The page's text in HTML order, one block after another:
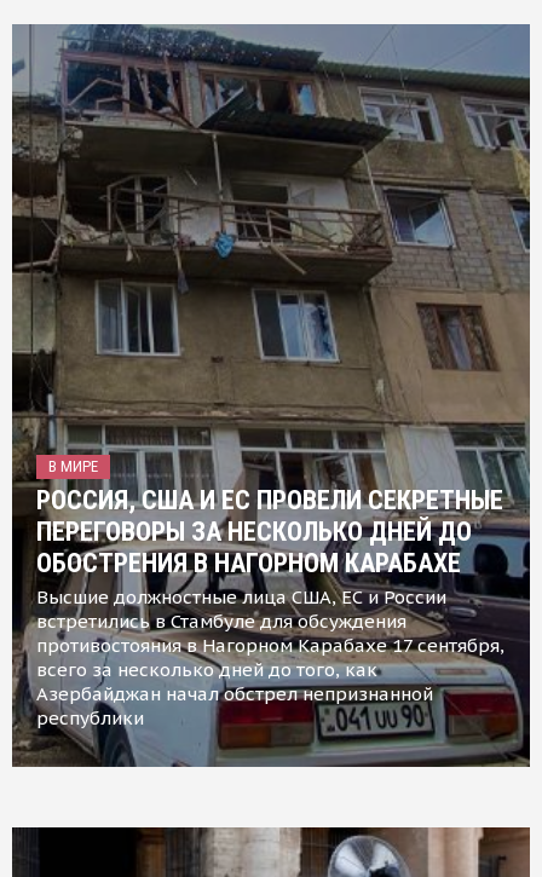
В МИРЕ
РОССИЯ, США И ЕС ПРОВЕЛИ СЕКРЕТНЫЕ
ПЕРЕГОВОРЫ ЗА НЕСКОЛЬКО ДНЕЙ ДО
ОБОСТРЕНИЯ В НАГОРНОМ КАРАБАХЕ
Высшие должностные лица США, ЕС и России
встретились в Стамбуле для обсуждения
противостояния в Нагорном Карабахе 17 сентября,
всего за несколько дней до того, как
Азербайджан начал обстрел непризнанной
республики